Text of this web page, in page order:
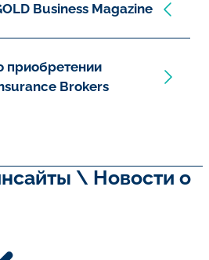
Business Magazine
приобретении
Brokers
\ Новости о